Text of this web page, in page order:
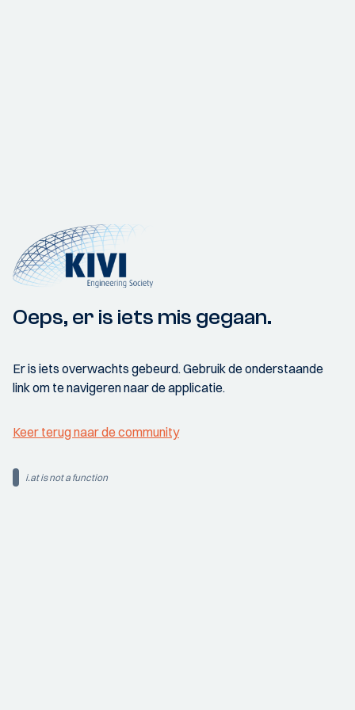
Oeps, er is iets mis gegaan.
Er is iets overwachts gebeurd. Gebruik de onderstaande
link om te navigeren naar de applicatie.
Keer terug naar de community
i.at is not a function